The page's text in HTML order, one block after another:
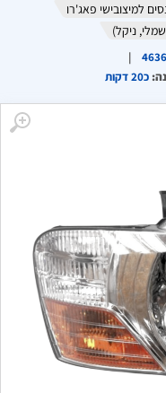
למיצובישי פאג'רו
:כ20 דקות